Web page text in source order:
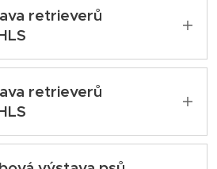
res. CAC
retrieverů
retrieverů